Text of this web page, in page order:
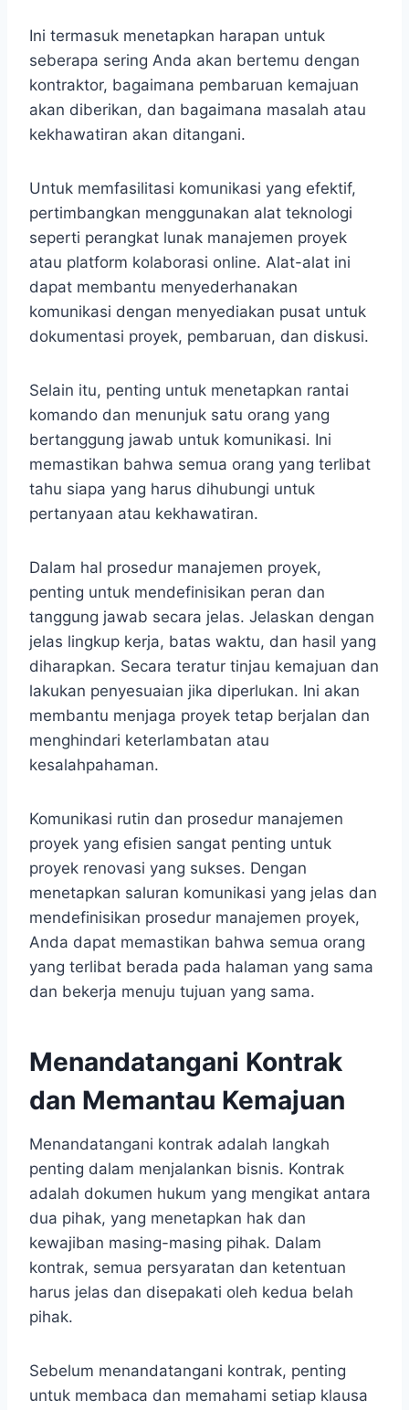
Ini termasuk menetapkan harapan untuk
seberapa sering Anda akan bertemu dengan
kontraktor, bagaimana pembaruan kemajuan
akan diberikan, dan bagaimana masalah atau
kekhawatiran akan ditangani.
Untuk memfasilitasi komunikasi yang efektif,
pertimbangkan menggunakan alat teknologi
seperti perangkat lunak manajemen proyek
atau platform kolaborasi online. Alat-alat ini
dapat membantu menyederhanakan
komunikasi dengan menyediakan pusat untuk
dokumentasi proyek, pembaruan, dan diskusi.
Selain itu, penting untuk menetapkan rantai
komando dan menunjuk satu orang yang
bertanggung jawab untuk komunikasi. Ini
memastikan bahwa semua orang yang terlibat
tahu siapa yang harus dihubungi untuk
pertanyaan atau kekhawatiran.
Dalam hal prosedur manajemen proyek,
penting untuk mendefinisikan peran dan
tanggung jawab secara jelas. Jelaskan dengan
jelas lingkup kerja, batas waktu, dan hasil yang
diharapkan. Secara teratur tinjau kemajuan dan
lakukan penyesuaian jika diperlukan. Ini akan
membantu menjaga proyek tetap berjalan dan
menghindari keterlambatan atau
kesalahpahaman.
Komunikasi rutin dan prosedur manajemen
proyek yang efisien sangat penting untuk
proyek renovasi yang sukses. Dengan
menetapkan saluran komunikasi yang jelas dan
mendefinisikan prosedur manajemen proyek,
Anda dapat memastikan bahwa semua orang
yang terlibat berada pada halaman yang sama
dan bekerja menuju tujuan yang sama.
Menandatangani Kontrak
dan Memantau Kemajuan
Menandatangani kontrak adalah langkah
penting dalam menjalankan bisnis. Kontrak
adalah dokumen hukum yang mengikat antara
dua pihak, yang menetapkan hak dan
kewajiban masing-masing pihak. Dalam
kontrak, semua persyaratan dan ketentuan
harus jelas dan disepakati oleh kedua belah
pihak.
Sebelum menandatangani kontrak, penting
untuk membaca dan memahami setiap klausa